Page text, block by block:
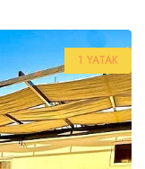
1 YATAK